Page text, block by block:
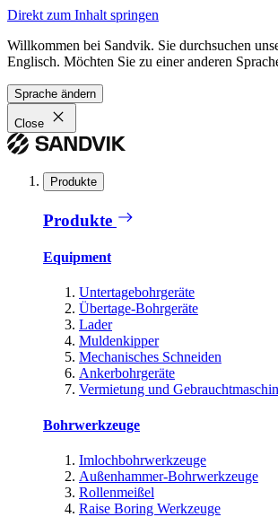
Direkt zum Inhalt springen
Willkommen bei Sandvik. Sie durchsuchen
Englisch. Möchten Sie zu einer anderen
Sprache ändern
Close
Produkte
Produkte
Equipment
Untertagebohrgeräte
Übertage-Bohrgeräte
Lader
Muldenkipper
Mechanisches Schneiden
Ankerbohrgeräte
Vermietung und
Bohrwerkzeuge
Imlochbohrwerkzeuge
Außenhammer-Bohrwerkzeuge
Rollenmeißel
Raise Boring Werkzeuge